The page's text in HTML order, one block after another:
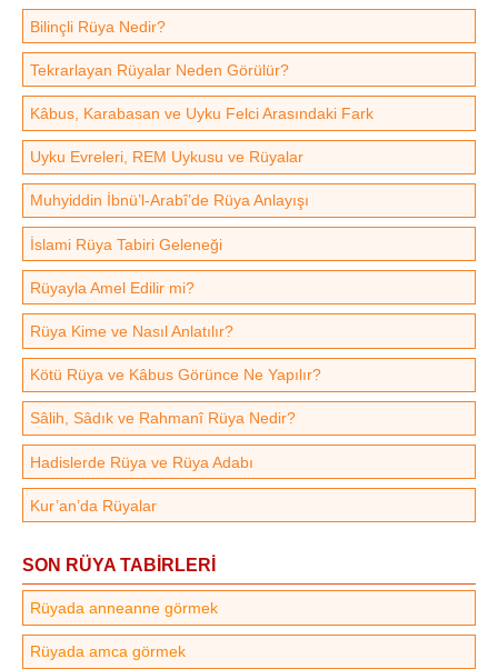
Bilinçli Rüya Nedir?
Tekrarlayan Rüyalar Neden Görülür?
Kâbus, Karabasan ve Uyku Felci Arasındaki Fark
Uyku Evreleri, REM Uykusu ve Rüyalar
Muhyiddin İbnü’l-Arabî’de Rüya Anlayışı
İslami Rüya Tabiri Geleneği
Rüyayla Amel Edilir mi?
Rüya Kime ve Nasıl Anlatılır?
Kötü Rüya ve Kâbus Görünce Ne Yapılır?
Sâlih, Sâdık ve Rahmanî Rüya Nedir?
Hadislerde Rüya ve Rüya Adabı
Kur’an’da Rüyalar
SON RÜYA TABİRLERİ
Rüyada anneanne görmek
Rüyada amca görmek